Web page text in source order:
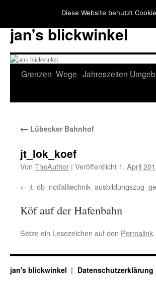
jan's blickwinkel
Zum
Grenzen Wege Jahreszeiten
← Lübecker Bahnhof
jt_lok_koef
Von TheAuthor | Veröffentlicht 1. April
Köf auf der Hafenbahn
Setze ein Lesezeichen auf den Permalink.
jan's blickwinkel Datenschutzerklärung
Diese Website benutzt